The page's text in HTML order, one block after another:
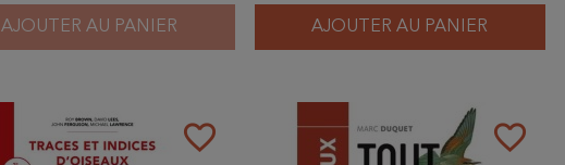
AJOUTER AU PANIER AJOUTER AU PANIER
favorite_border favorite_border